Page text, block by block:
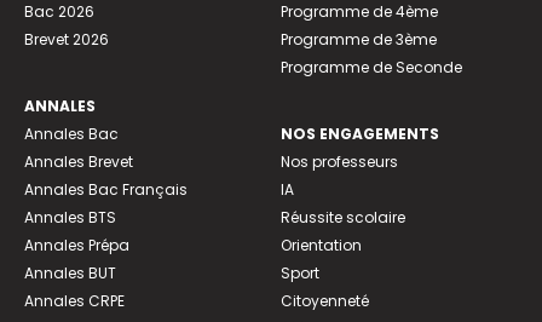
Bac 2026
Brevet 2026
ANNALES
Annales Bac
Annales Brevet
Annales Bac Français
Annales BTS
Annales Prépa
Annales BUT
Annales CRPE
Programme de 4ème
Programme de 3ème
Programme de Seconde
NOS ENGAGEMENTS
Nos professeurs
IA
Réussite scolaire
Orientation
Sport
Citoyenneté